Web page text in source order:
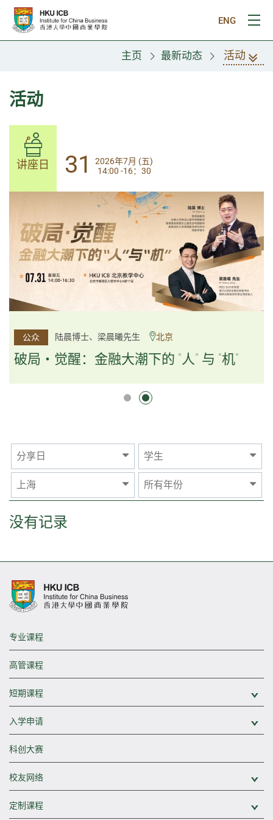
跳往主要内容
ENG
打
主页 最新动态 活动
活动
讲座日 31
2026年7月 (五)
14:00-17:30
公众 杨文斌先生、邱良弼先生 广州
逻辑×算法：重塑资产配置内核
逻辑×算法：重塑资产配置内核
讲座日 31
2026年7月 (五)
14:00 -16：30
公众 陆晨博士、梁晨曦先生 北京
破局・觉醒：金融大潮下的 "人" 与 "机"
分享日 学生
上海 所有年份
没有记录
专业课程
高管课程
短期课程
入学申请
科创大赛
校友网络
定制课程